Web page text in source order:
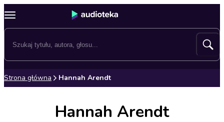
Strona główna Hannah Arendt
Hannah Arendt